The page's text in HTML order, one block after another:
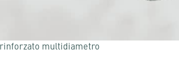
multidiametro